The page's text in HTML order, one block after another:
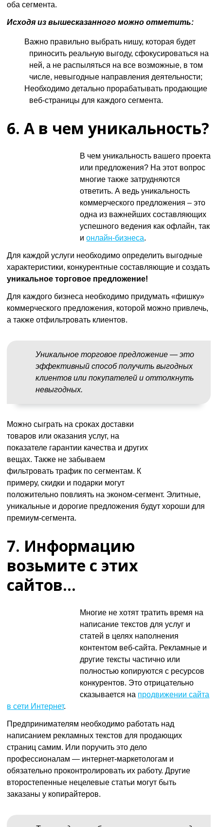
оба сегмента.
Исходя из вышесказанного можно отметить:
Важно правильно выбрать нишу, которая будет
приносить реальную выгоду, сфокусироваться на
ней, а не распыляться на все возможные, в том
числе, невыгодные направления деятельности;
Необходимо детально прорабатывать продающие
веб-страницы для каждого сегмента.
6. А в чем уникальность?
В чем уникальность вашего проекта
или предложения? На этот вопрос
многие также затрудняются
ответить. А ведь уникальность
коммерческого предложения – это
одна из важнейших составляющих
успешного ведения как офлайн, так
ионлайн-бизнеса.
Для каждой услуги необходимо определить выгодные
характеристики, конкурентные составляющие и создать
уникальное торговое предложение!
Для каждого бизнеса необходимо придумать «фишку»
коммерческого предложения, которой можно привлечь,
а также отфильтровать клиентов.
Уникальное торговое предложение — это
эффективный способ получить выгодных
клиентов или покупателей и оттолкнуть
невыгодных.
Можно сыграть на сроках доставки
товаров или оказания услуг, на
показателе гарантии качества и других
вещах. Также не забываем
фильтровать трафик по сегментам. К
примеру, скидки и подарки могут
положительно повлиять на эконом-сегмент. Элитные,
уникальные и дорогие предложения будут хороши для
премиум-сегмента.
7. Информацию
возьмите с этих
сайтов…
Многие не хотят тратить время на
написание текстов для услуг и
статей в целях наполнения
контентом веб-сайта. Рекламные и
другие тексты частично или
полностью копируются с ресурсов
конкурентов. Это отрицательно
сказывается на продвижении сайта
в сети Интернет.
Предпринимателям необходимо работать над
написанием рекламных текстов для продающих
страниц самим. Или поручить это дело
профессионалам — интернет-маркетологам и
обязательно проконтролировать их работу. Другие
второстепенные нецелевые статьи могут быть
заказаны у копирайтеров.